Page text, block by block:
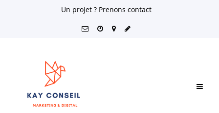
Un projet ? Prenons contact